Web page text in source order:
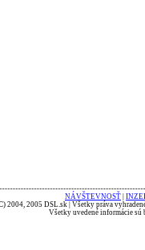
NÁVŠTEVNOSŤ
2004, 2005 DSL.sk | Všetky práva
Všetky uvedené informácie sú